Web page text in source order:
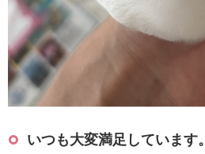
いつも大変満足しています。